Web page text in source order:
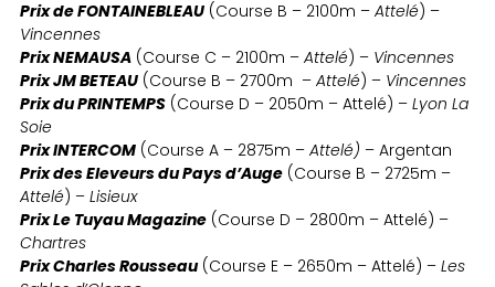
Prix de FONTAINEBLEAU (Course B – 2100m – Attelé) –
Vincennes
Prix NEMAUSA (Course C – 2100m – Attelé) – Vincennes
Prix JM BETEAU (Course B – 2700m – Attelé) – Vincennes
Prix du PRINTEMPS (Course D – 2050m – Attelé) – Lyon La
Soie
Prix INTERCOM (Course A – 2875m – Attelé) – Argentan
Prix des Eleveurs du Pays d’Auge (Course B – 2725m –
Attelé) – Lisieux
Prix Le Tuyau Magazine (Course D – 2800m – Attelé) –
Chartres
Prix Charles Rousseau(Course E – 2650m – Attelé) – Les